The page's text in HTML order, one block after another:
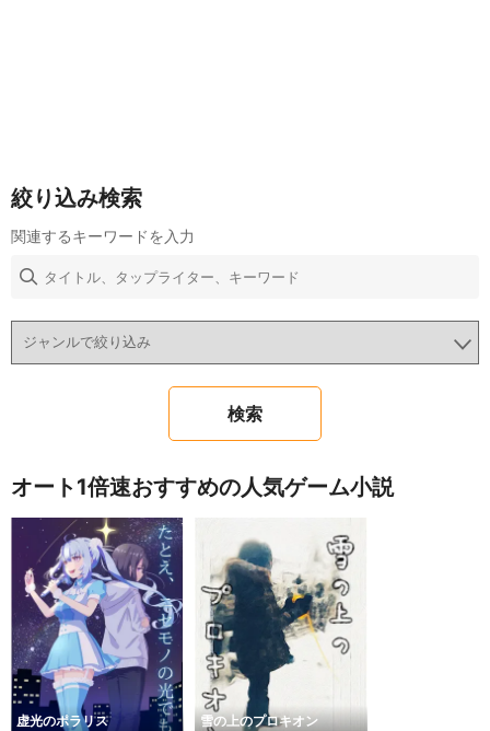
絞り込み検索
関連するキーワードを入力
オート1倍速おすすめの人気ゲーム小説
虚光のポラリス 雪の上のプロキオン